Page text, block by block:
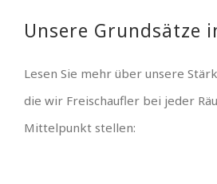
Unsere Grundsätze
Lesen Sie mehr über unsere
die wir Freischaufler bei jeder
Mittelpunkt stellen: